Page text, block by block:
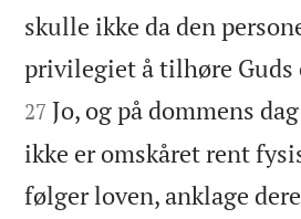
skulle ikke da den
privilegiet å tilhøre Guds
27 Jo, og på dommens
ikke er omskåret rent
følger loven, anklage